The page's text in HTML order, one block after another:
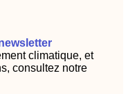
climatique, et
consultez notre